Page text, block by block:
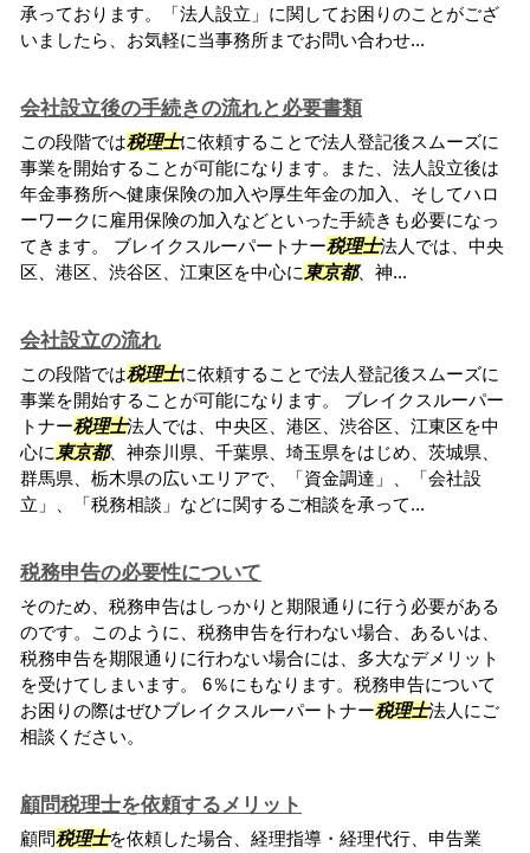
承っております。「法人設立」に関してお困りのことがござ
いましたら、お気軽に当事務所までお問い合わせ...
会社設立後の手続きの流れと必要書類
この段階では税理士に依頼することで法人登記後スムーズに
事業を開始することが可能になります。また、法人設立後は
年金事務所へ健康保険の加入や厚生年金の加入、そしてハロ
ーワークに雇用保険の加入などといった手続きも必要になっ
てきます。 ブレイクスルーパートナー税理士法人では、中央
区、港区、渋谷区、江東区を中心に 東京都、神...
会社設立の流れ
この段階では税理士に依頼することで法人登記後スムーズに
事業を開始することが可能になります。 ブレイクスルーパー
トナー税理士法人では、中央区、港区、渋谷区、江東区を中
心に 東京都、神奈川県、千葉県、埼玉県をはじめ、茨城県、
群馬県、栃木県の広いエリアで、「資金調達」、「会社設
立」、「税務相談」などに関するご相談を承って...
税務申告の必要性について
そのため、税務申告はしっかりと期限通りに行う必要がある
のです。このように、税務申告を行わない場合、あるいは、
税務申告を期限通りに行わない場合には、多大なデメリット
を受けてしまいます。 6％にもなります。税務申告について
お困りの際はぜひブレイクスルーパートナー税理士法人にご
相談ください。
顧問税理士を依頼するメリット
顧問税理士を依頼した場合、経理指導・経理代行、申告業